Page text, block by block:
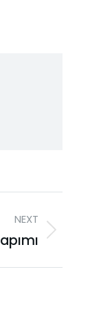
NEXT